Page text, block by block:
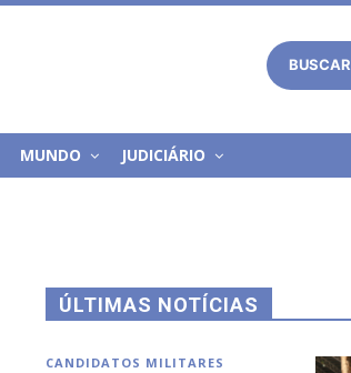
BUSCAR
MUNDO JUDICIÁRIO
ÚLTIMAS NOTÍCIAS
CANDIDATOS MILITARES